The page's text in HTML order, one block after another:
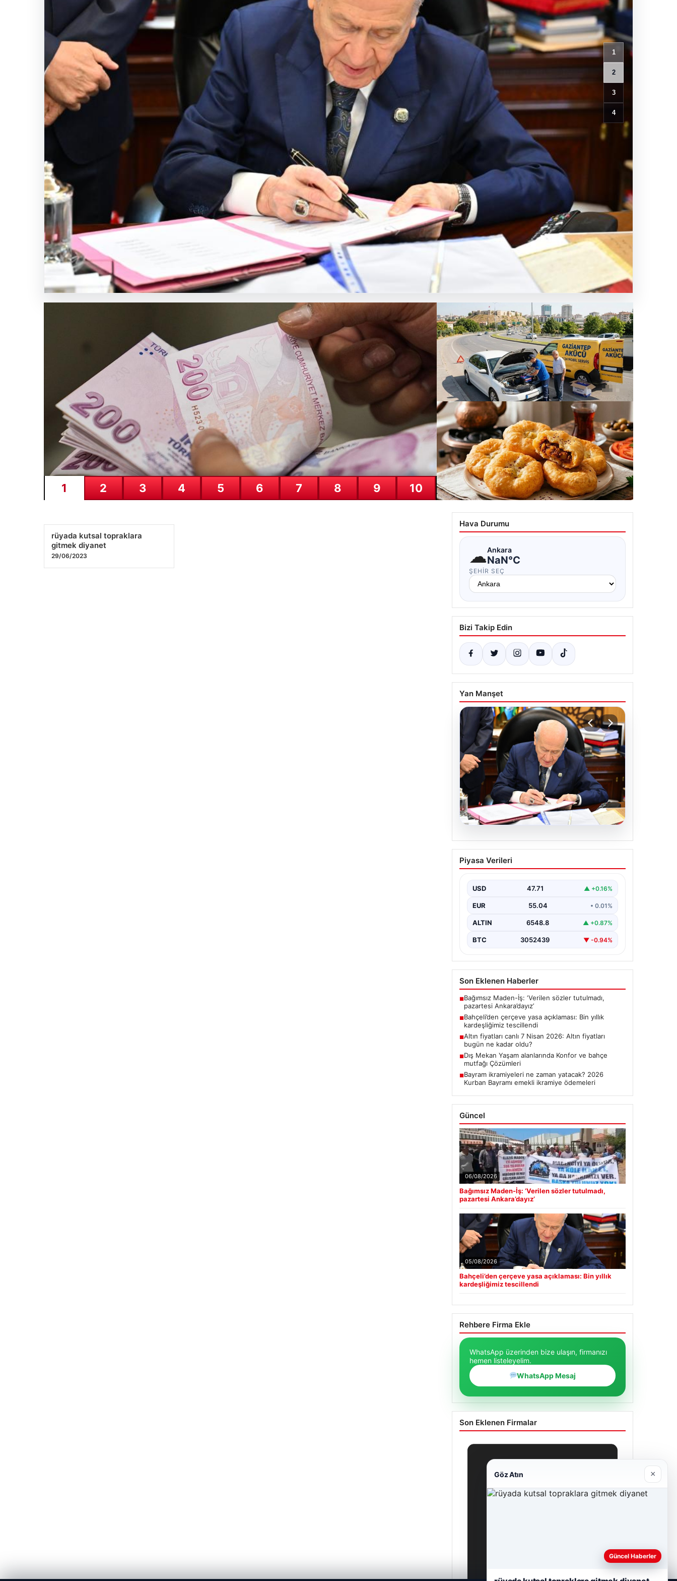
Bahçeli’den çerçeve yasa açıklaması: Bin yıllık kardeşliğimiz
tescillendi
1
2
3
4
Samsun’da
Özel
Halk
Otobüsü
Kaza
Yaptı:
Yaralı
1 2 3 4 5 6 7 8 9 10
Gaziantep Şehir İlçeleri Araç Enerji Üniteleri –
Gaziantep Akü
24.07.2026 22:06
Çay demlenmeden hazır: Patatesli pişi tarifi
24.07.2026 12:33
rüyada kutsal topraklara
gitmek diyanet
29/06/2023
Hava Durumu
☁Ankara
NaN°C
ŞEHIR SEÇ
Bizi Takip Edin
Yan Manşet
05.08.2026
Bahçeli’den çerçeve yasa
açıklaması: Bin yıllık
Piyasa Verileri
USD 47.71 ▲ +0.16%
EUR 55.04 • 0.01%
ALTIN 6548.8 ▲ +0.87%
BTC 3052439 ▼ -0.94%
Son Eklenen Haberler
■Bağımsız Maden-İş: ‘Verilen sözler tutulmadı,
pazartesi Ankara’dayız’
■Bahçeli’den çerçeve yasa açıklaması: Bin yıllık
kardeşliğimiz tescillendi
■Altın fiyatları canlı 7 Nisan 2026: Altın fiyatları
bugün ne kadar oldu?
■Dış Mekan Yaşam alanlarında Konfor ve bahçe
mutfağı Çözümleri
■Bayram ikramiyeleri ne zaman yatacak? 2026
Kurban Bayramı emekli ikramiye ödemeleri
Güncel
06/08/2026
Bağımsız Maden-İş: ‘Verilen sözler tutulmadı,
pazartesi Ankara’dayız’
05/08/2026
Bahçeli’den çerçeve yasa açıklaması: Bin yıllık
kardeşliğimiz tescillendi
Rehbere Firma Ekle
WhatsApp üzerinden bize ulaşın, firmanızı
hemen listeleyelim.
WhatsApp Mesaj
Son Eklenen Firmalar
Göz Atın ×
Güncel Haberler